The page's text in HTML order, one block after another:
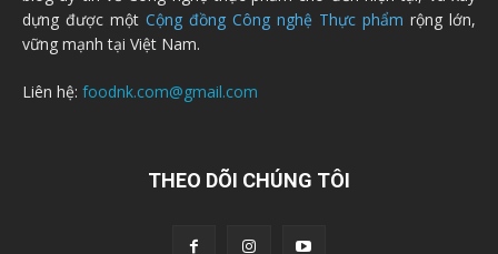
dựng được một Cộng đồng Công nghệ Thực phẩm rộng lớn,
vững mạnh tại Việt Nam.
Liên hệ: foodnk.com@gmail.com
THEO DÕI CHÚNG TÔI